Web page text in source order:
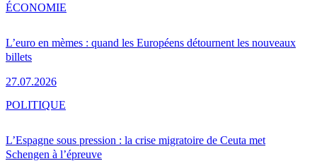
L’euro en mèmes : quand les Européens détournent les nouveaux
billets
27.07.2026
ÉCONOMIE
L’Espagne sous pression : la crise migratoire de Ceuta met
Schengen à l’épreuve
POLITIQUE